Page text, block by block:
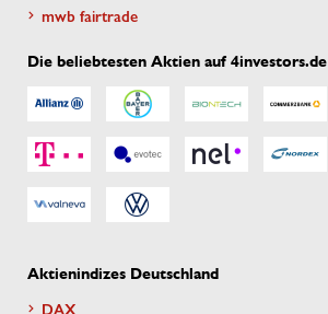
mwb fairtrade
Die beliebtesten Aktien auf 4investors.de
Aktienindizes Deutschland
DAX